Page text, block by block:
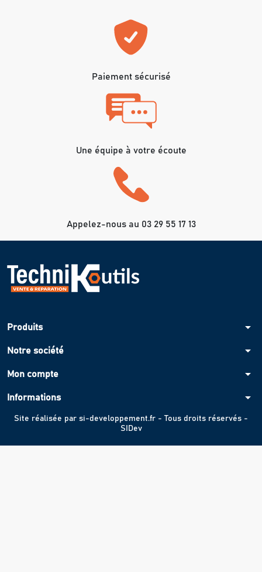
Paiement sécurisé
Une équipe à votre écoute
Appelez-nous au 03 29 55 17 13
Produits arrow_drop_down
Notre société arrow_drop_down
Mon compte arrow_drop_down
Informations arrow_drop_down
Site réalisée par si-developpement.fr - Tous droits réservés -
SIDev